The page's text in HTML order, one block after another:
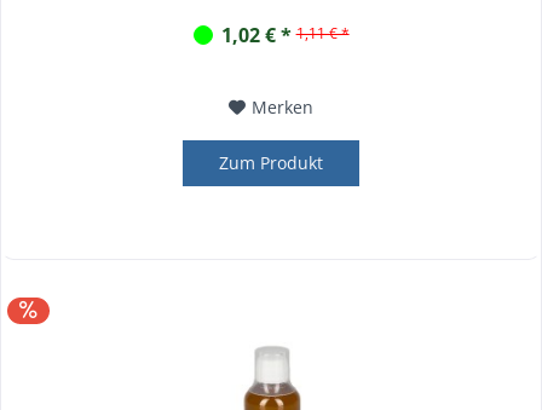
1,02 € * 1,11 € *
Merken
Zum Produkt